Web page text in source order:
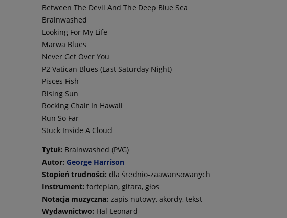
Between The Devil And The Deep Blue Sea
Brainwashed
Looking For My Life
Marwa Blues
Never Get Over You
P2 Vatican Blues (Last Saturday Night)
Pisces Fish
Rising Sun
Rocking Chair In Hawaii
Run So Far
Stuck Inside A Cloud
Tytuł: Brainwashed (PVG)
Autor: George Harrison
Stopień trudności: dla średnio-zaawansowanych
Instrument: fortepian, gitara, głos
Notacja muzyczna: zapis nutowy, akordy, tekst
Wydawnictwo: Hal Leonard